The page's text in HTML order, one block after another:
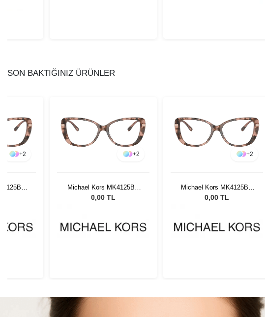
SON BAKTIĞINIZ ÜRÜNLER
+2 +2
Michael Kors MK4125BU
3009 54
0,00 TL
+2
Michael Kors MK4125BU
3009 54
0,00 TL